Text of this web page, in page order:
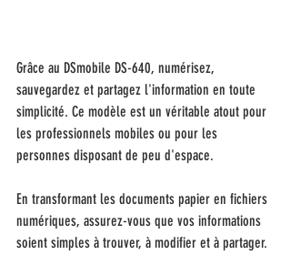
Grâce au DSmobile DS-640, numérisez,
sauvegardez et partagez l'information en toute
simplicité. Ce modèle est un véritable atout pour
les professionnels mobiles ou pour les
personnes disposant de peu d'espace.
En transformant les documents papier en fichiers
numériques, assurez-vous que vos informations
soient simples à trouver, à modifier et à partager.